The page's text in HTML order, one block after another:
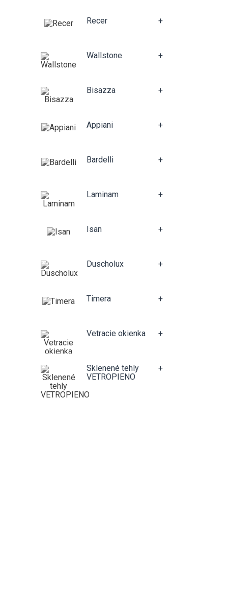
Recer +
Wallstone +
Bisazza +
Appiani +
Bardelli +
Laminam +
Isan +
Duscholux +
Timera +
Vetracie okienka +
Sklenené tehly
VETROPIENO
+